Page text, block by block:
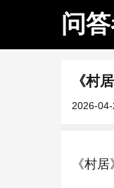
问
《村
2026-
《村